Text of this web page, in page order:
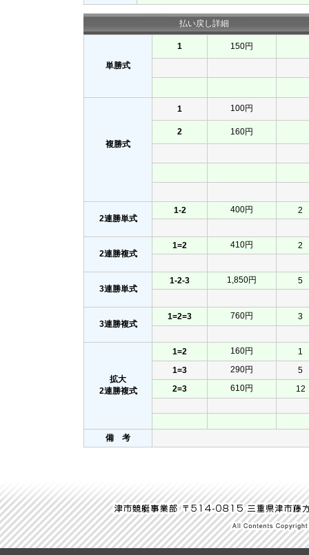
払い戻し詳細
単勝式
1 150円
複勝式
1 100円
2 160円
2連勝単式
1-2 400円 2
2連勝複式
1=2 410円 2
3連勝単式
1-2-3 1,850円 5
3連勝複式
1=2=3 760円 3
拡大
2連勝複式
1=2 160円
1
1=3
290円
5
2=3
610円 12
備 考